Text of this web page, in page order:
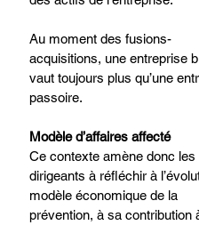
Au moment des fusions-
acquisitions, une entreprise
vaut toujours plus qu’une
passoire.​
Modèle d’affaires affecté​
Ce contexte amène donc les
dirigeants à réfléchir à
modèle économique de la
prévention, à sa contribution